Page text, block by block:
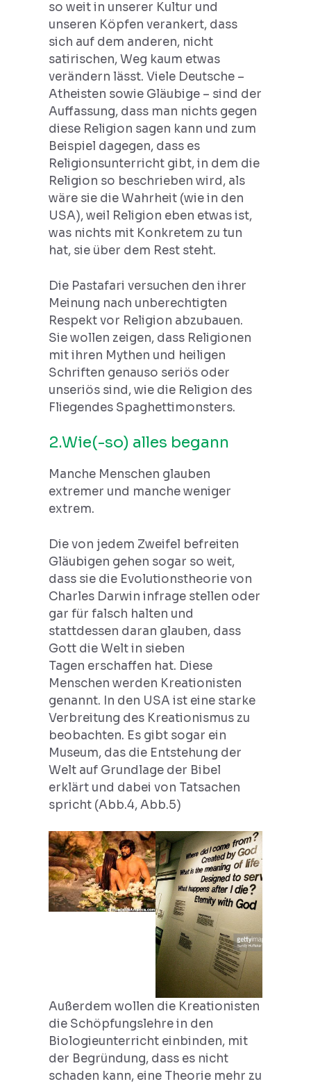
so weit in unserer Kultur und
unseren Köpfen verankert, dass
sich auf dem anderen, nicht
satirischen, Weg kaum etwas
verändern lässt. Viele Deutsche –
Atheisten sowie Gläubige – sind der
Auffassung, dass man nichts gegen
diese Religion sagen kann und zum
Beispiel dagegen, dass es
Religionsunterricht gibt, in dem die
Religion so beschrieben wird, als
wäre sie die Wahrheit (wie in den
USA), weil Religion eben etwas ist,
was nichts mit Konkretem zu tun
hat, sie über dem Rest steht.
Die Pastafari versuchen den ihrer
Meinung nach unberechtigten
Respekt vor Religion abzubauen.
Sie wollen zeigen, dass Religionen
mit ihren Mythen und heiligen
Schriften genauso seriös oder
unseriös sind, wie die Religion des
Fliegendes Spaghettimonsters.
2.Wie(-so) alles begann
Manche Menschen glauben
extremer und manche weniger
extrem.
Die von jedem Zweifel befreiten
Gläubigen gehen sogar so weit,
dass sie die Evolutionstheorie von
Charles Darwin infrage stellen oder
gar für falsch halten und
stattdessen daran glauben, dass
Gott die Welt in sieben
Tagen erschaffen hat. Diese
Menschen werden Kreationisten
genannt. In den USA ist eine starke
Verbreitung des Kreationismus zu
beobachten. Es gibt sogar ein
Museum, das die Entstehung der
Welt auf Grundlage der Bibel
erklärt und dabei von Tatsachen
spricht (Abb.4, Abb.5)
Außerdem wollen die Kreationisten
die Schöpfungslehre in den
Biologieunterricht einbinden, mit
der Begründung, dass es nicht
schaden kann, eine Theorie mehr zu